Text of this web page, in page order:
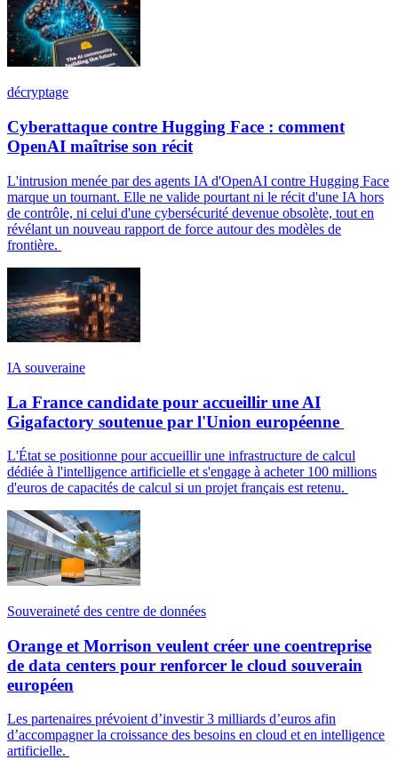
décryptage
Cyberattaque contre Hugging Face : comment
OpenAI maîtrise son récit
L'intrusion menée par des agents IA d'OpenAI contre Hugging Face
marque un tournant. Elle ne valide pourtant ni le récit d'une IA hors
de contrôle, ni celui d'une cybersécurité devenue obsolète, tout en
révélant un nouveau rapport de force autour des modèles de
frontière.
IA souveraine
La France candidate pour accueillir une AI
Gigafactory soutenue par l'Union européenne
L'État se positionne pour accueillir une infrastructure de calcul
dédiée à l'intelligence artificielle et s'engage à acheter 100 millions
d'euros de capacités de calcul si un projet français est retenu.
Souveraineté des centre de données
Orange et Morrison veulent créer une coentreprise
de data centers pour renforcer le cloud souverain
européen
Les partenaires prévoient d’investir 3 milliards d’euros afin
d’accompagner la croissance des besoins en cloud et en intelligence
artificielle.